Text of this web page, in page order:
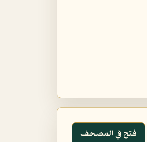
فتح في المصحف